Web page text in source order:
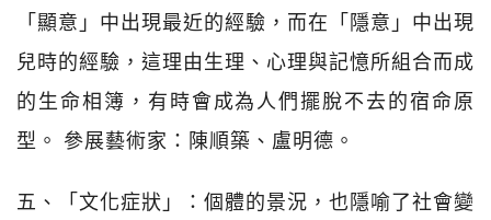
「顯意」中出現最近的經驗，而在「隱意」中出現
兒時的經驗，這理由生理、心理與記憶所組合而成
的生命相簿，有時會成為人們擺脫不去的宿命原
型。 參展藝術家：陳順築、盧明德。
五、「文化症狀」：個體的景況，也隱喻了社會變